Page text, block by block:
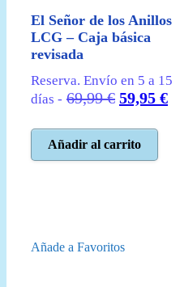
El Señor de los Anillos
LCG – Caja básica
revisada
Reserva. Envío en 5 a 15
días - 69,99€ El
original
era:
59,95 €El
Añadir al carrito
Añade a Favoritos